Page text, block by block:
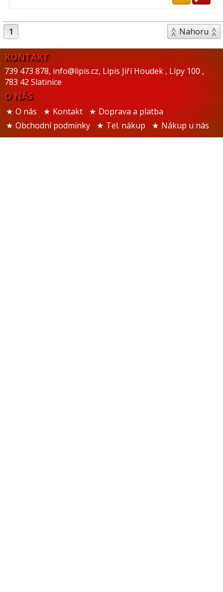
1 Nahoru
KONTAKT
739 473 878, info@lipis.cz, Lipis Jiří Houdek , Lípy 100 ,
783 42 Slatinice
O NÁS
O nás Kontakt
Doprava a platba
Obchodní podmínky
Tel. nákup Nákup u nás